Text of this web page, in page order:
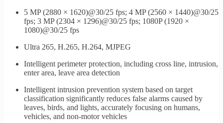
5 MP (2880 × 1620)@30/25 fps; 4 MP (2560 × 1440)@30/25
fps; 3 MP (2304 × 1296)@30/25 fps; 1080P (1920 ×
1080)@30/25 fps
Ultra 265, H.265, H.264, MJPEG
Intelligent perimeter protection, including cross line, intrusion,
enter area, leave area detection
Intelligent intrusion prevention system based on target
classification significantly reduces false alarms caused by
leaves, birds, and lights, accurately focusing on humans,
vehicles, and non-motor vehicles